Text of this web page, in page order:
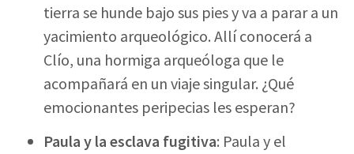
tierra se hunde bajo sus pies y va a parar a un
yacimiento arqueológico. Allí conocerá a
Clío, una hormiga arqueóloga que le
acompañará en un viaje singular. ¿Qué
emocionantes peripecias les esperan?
Paula y la esclava fugitiva: Paula y el